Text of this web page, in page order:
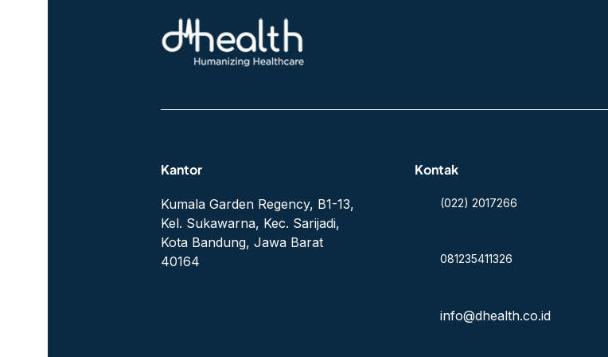
Kantor
Kumala Garden Regency, B1-13,
Kel. Sukawarna, Kec. Sarijadi,
Kota Bandung, Jawa Barat
40164
Kontak
(022) 2017266
081235411326
info@dhealth.co.id